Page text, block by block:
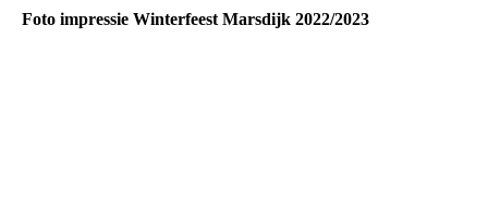
Foto impressie Winterfeest Marsdijk 2022/2023